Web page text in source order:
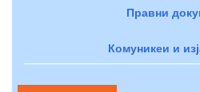
Правни
Комуникеи и